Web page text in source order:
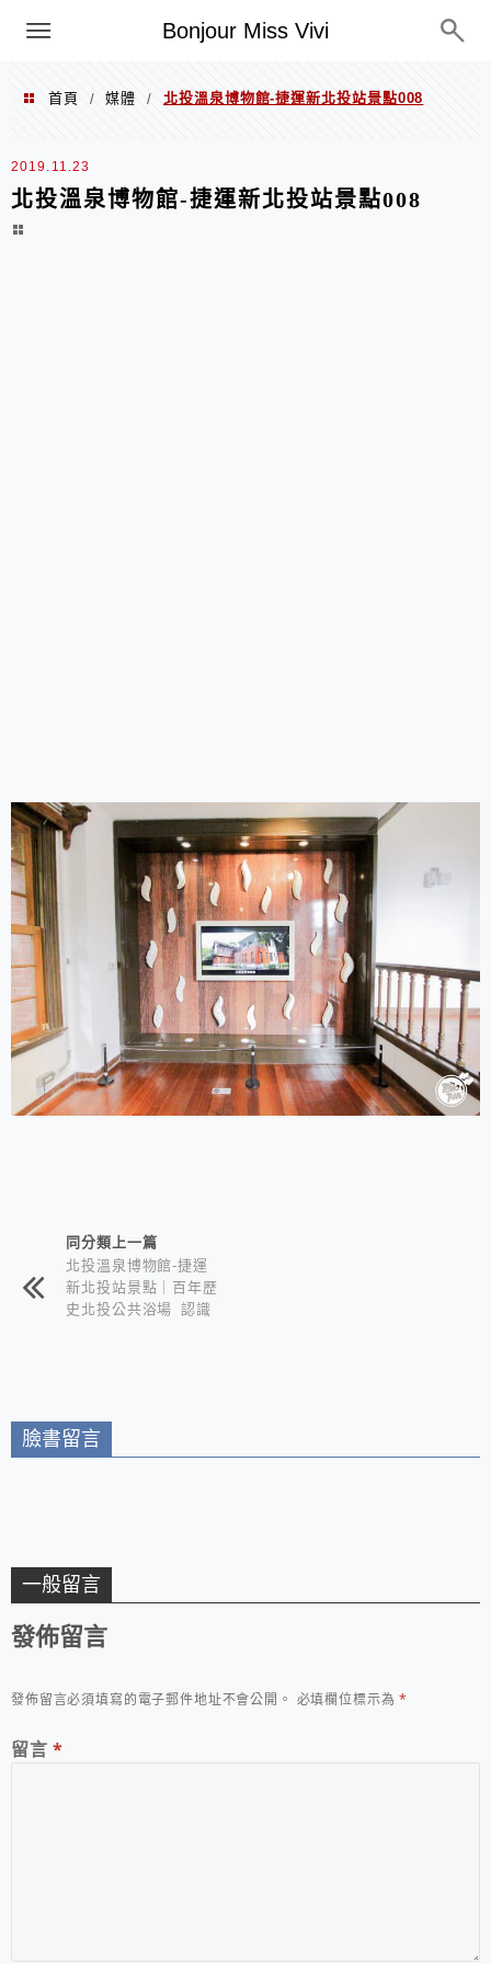
Bonjour Miss Vivi
選單
首頁 / 媒體 / 北投溫泉博物館-捷運新北投站景點008
2019.11.23
北投溫泉博物館-捷運新北投站景點008
相連文章同分類上一篇
北投溫泉博物館-捷運
新北投站景點｜百年歷
史北投公共浴場 認識
臉書留言
一般留言
發佈留言
發佈留言必須填寫的電子郵件地址不會公開。 必填欄位標示為*
留言 *